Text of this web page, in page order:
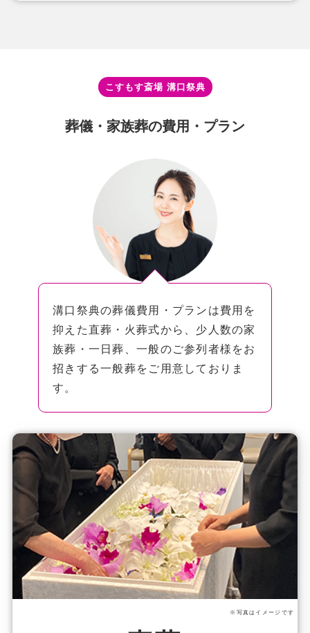
こすもす斎場 溝⼝祭典
葬儀・家族葬の費⽤・プラン
溝口祭典の葬儀費用・プランは費用を
抑えた直葬・火葬式から、少人数の家
族葬・一日葬、一般のご参列者様をお
招きする一般葬をご用意しておりま
す。
※写真はイメージです